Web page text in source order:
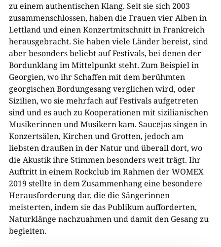
zu einem authentischen Klang. Seit sie sich 2003
zusammenschlossen, haben die Frauen vier Alben in
Lettland und einen Konzertmitschnitt in Frankreich
herausgebracht. Sie haben viele Länder bereist, sind
aber besonders beliebt auf Festivals, bei denen der
Bordunklang im Mittelpunkt steht. Zum Beispiel in
Georgien, wo ihr Schaffen mit dem berühmten
georgischen Bordungesang verglichen wird, oder
Sizilien, wo sie mehrfach auf Festivals aufgetreten
sind und es auch zu Kooperationen mit sizilianischen
Musikerinnen und Musikern kam. Saucējas singen in
Konzertsälen, Kirchen und Grotten, jedoch am
liebsten draußen in der Natur und überall dort, wo
die Akustik ihre Stimmen besonders weit trägt. Ihr
Auftritt in einem Rockclub im Rahmen der WOMEX
2019 stellte in dem Zusammenhang eine besondere
Herausforderung dar, die die Sängerinnen
meisterten, indem sie das Publikum aufforderten,
Naturklänge nachzuahmen und damit den Gesang zu
begleiten.